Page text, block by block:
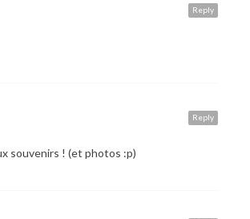
Reply
Reply
souvenirs ! (et photos :p)